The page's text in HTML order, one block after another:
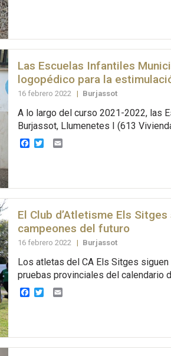
Las Escuelas Infantiles
logopédico para la
16 febrero 2022 | Burjassot
A lo largo del curso 2021-2022, las
Burjassot, Llumenetes I (613
Facebook
TwitterEmail
El Club d’Atletisme Els
campeones del futuro
16 febrero 2022 | Burjassot
Los atletas del CA Els Sitges
pruebas provinciales del calendario
Facebook
Twitter